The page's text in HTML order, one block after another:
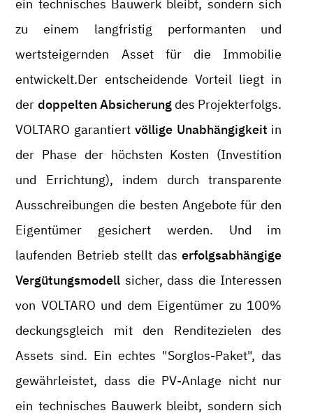
ein technisches Bauwerk bleibt, sondern sich
zu einem langfristig performanten und
wertsteigernden Asset für die Immobilie
entwickelt.Der entscheidende Vorteil liegt in
der doppelten Absicherungdes Projekterfolgs.
VOLTARO garantiert völlige Unabhängigkeit in
der Phase der höchsten Kosten (Investition
und Errichtung), indem durch transparente
Ausschreibungen die besten Angebote für den
Eigentümer gesichert werden. Und im
laufenden Betrieb stellt daserfolgsabhängige
Vergütungsmodell sicher, dass die Interessen
von VOLTARO und dem Eigentümer zu 100%
deckungsgleich mit den Renditezielen des
Assets sind. Ein echtes "Sorglos-Paket", das
gewährleistet, dass die PV-Anlage nicht nur
ein technisches Bauwerk bleibt, sondern sich